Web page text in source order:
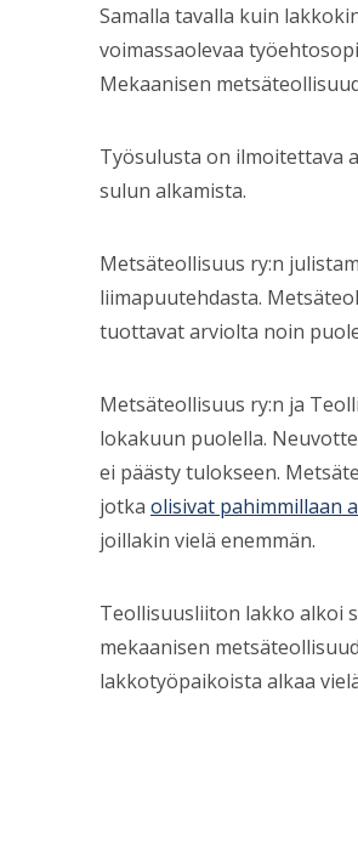
Samalla tavalla kuin
voimassaolevaa
Mekaanisen
Työsulusta on ilmoitettava
sulun alkamista.
Metsäteollisuus ry:n
liimapuutehdasta.
tuottavat arviolta noin
Metsäteollisuus ry:n ja
lokakuun puolella.
ei päästy tulokseen.
jotka olisivat pahimmillaan
joillakin vielä enemmän.
Teollisuusliiton lakko alkoi
mekaanisen
lakkotyöpaikoista alkaa